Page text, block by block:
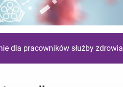
dla pracowników służby zdrowia